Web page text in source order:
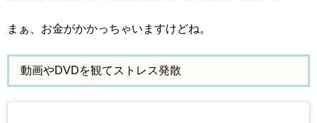
まぁ、お金がかかっちゃいますけどね。
動画やDVDを観てストレス発散